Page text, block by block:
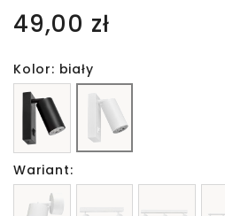
49,00 zł
Kolor: biały
Wariant: